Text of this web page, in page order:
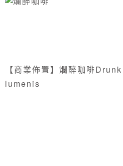
【商業佈置】爛醉咖啡
lumenis